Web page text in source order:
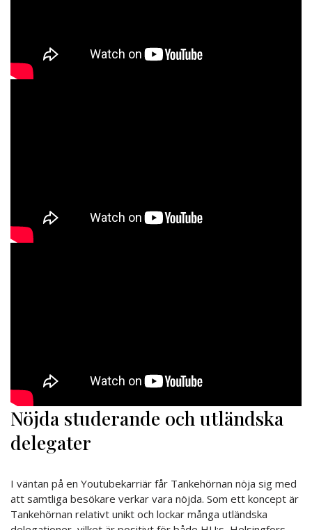
Nöjda studerande och utländska
delegater
I väntan på en Youtubekarriär får Tankehörnan nöja sig med
att samtliga besökare verkar vara nöjda. Som ett koncept är
Tankehörnan relativt unikt och lockar många utländska